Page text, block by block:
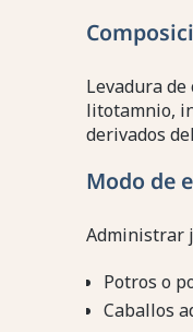
Levadura
litotamnio,
derivados
Modo de
Administrar
Potros o
Caballos